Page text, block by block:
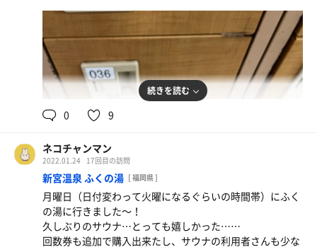
ました…明日からお風呂前の筋トレとストレッチを日課に
します。
・まん防でレストランの営業時間が短いので、お夜食は西
通りプリンとイオンウォーター。
サウナの後は水分ミネラル補給をしっかりね。
【ととのいスペース】
奥の方はアロマの香りがしたけど、手前の方までアロマが
ふんわり香るともっと嬉しい。
椅子にかけるための水桶があるのも素晴らしい。
∞チェアが衛生的でとても気持ちよくてよかったので、も
っと増やしてほしい…（∞ティアだと角度が調整できるの
で、ととのい椅子全部∞チェアでもいい気がした）（壁際
の謎パイプ棚の使い道がよくわからなかった…あの付近に
【モルタル山🏔】
初見の感想は「固そう、寝にくそう」でしたが、濡れても
綺麗を保てる材質だし、何より体ににフィットして本当に
良い。寝そべると天国にぶっ飛びました。（モルタル山に
寝そべった時に正面に見える照明がちょっと明るすぎる気
もした…）
続きを読む
0 9
ネコチャンマン
2022.01.24 17回目の訪問
新宮温泉 ふくの湯 [ 福岡県 ]
月曜日（日付変わって火曜になるぐらいの時間帯）にふく
の湯に行きました〜！
久しぶりのサウナ…とっても嬉しかった……
回数券も追加で購入出来たし、サウナの利用者さんも少な